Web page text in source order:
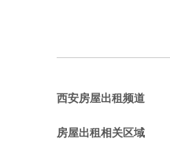
西安房屋出租频道
房屋出租相关区域